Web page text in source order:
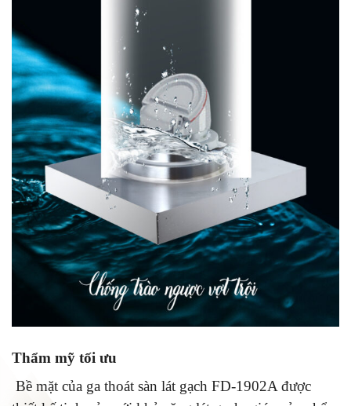
Thẩm mỹ tối ưu
Bề mặt của ga thoát sàn lát gạch FD-1902A được